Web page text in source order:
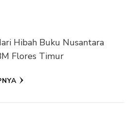
Hibah Buku Nusantara
Flores Timur